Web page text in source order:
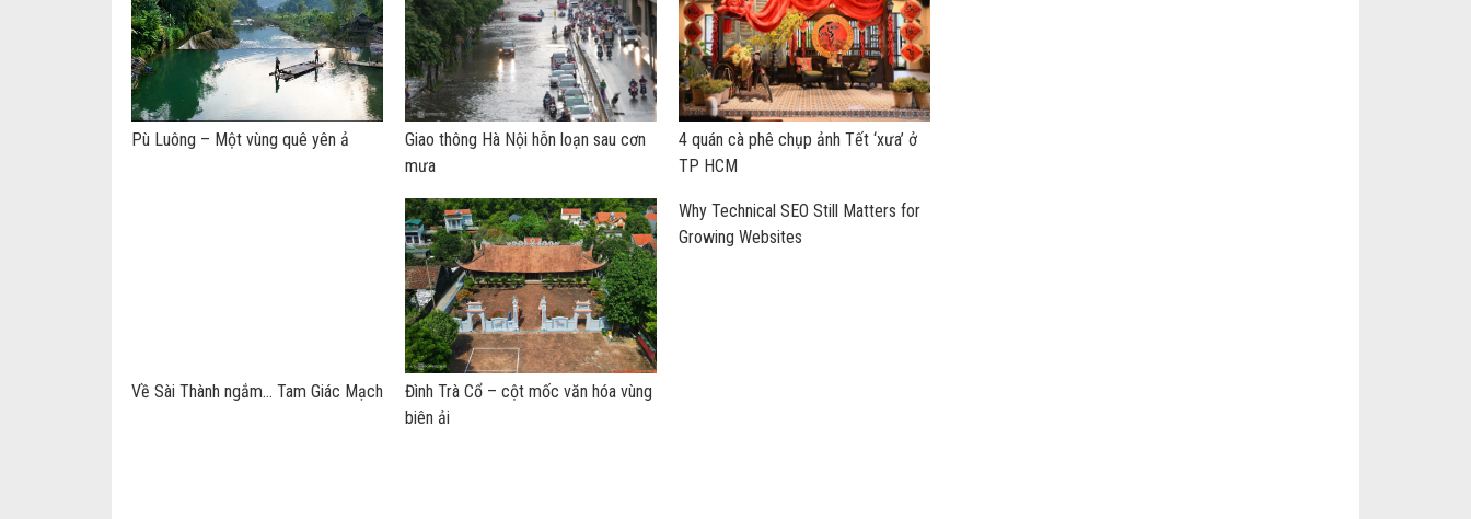
Pù Luông – Một vùng quê yên ả
Giao thông Hà Nội hỗn loạn sau cơn
mưa
4 quán cà phê chụp ảnh Tết ‘xưa’ ở
TP HCM
Về Sài Thành ngắm… Tam Giác Mạch
Đình Trà Cổ – cột mốc văn hóa vùng
biên ải
Why Technical SEO Still Matters for
Growing Websites